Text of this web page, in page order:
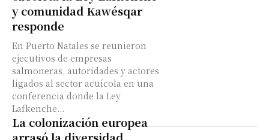
y comunidad Kawésqar
responde
En Puerto Natales se reunieron
ejecutivos de empresas
salmoneras, autoridades y actores
ligados al sector acuícola en una
conferencia donde la Ley
Lafkenche...
La colonización europea
arrasó la diversidad